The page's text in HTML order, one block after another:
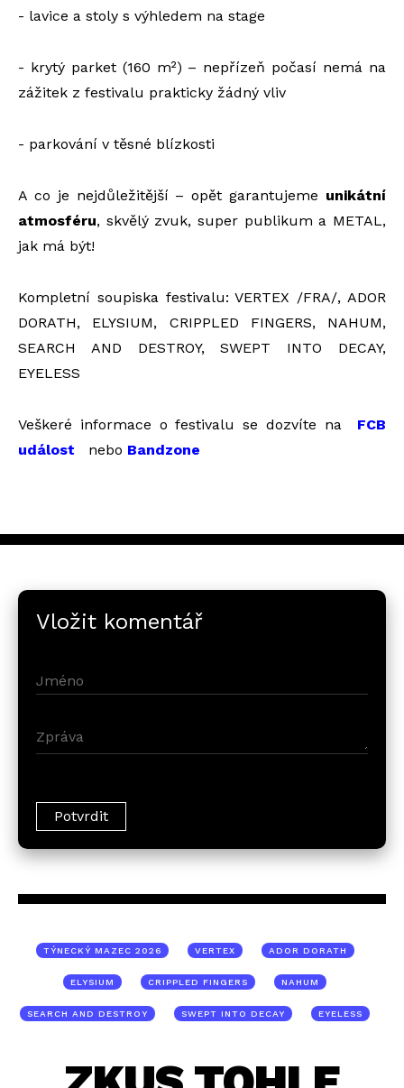
- lavice a stoly s výhledem na stage
- krytý parket (160 m²) – nepřízeň počasí nemá na
zážitek z festivalu prakticky žádný vliv
- parkování v těsné blízkosti
A co je nejdůležitější – opět garantujeme unikátní
atmosféru, skvělý zvuk, super publikum a METAL,
jak má být!
Kompletní soupiska festivalu: VERTEX /FRA/, ADOR
DORATH, ELYSIUM, CRIPPLED FINGERS, NAHUM,
SEARCH AND DESTROY, SWEPT INTO DECAY,
EYELESS
Veškeré informace o festivalu se dozvíte na FCB
událost nebo Bandzone
Vložit komentář
TÝNECKÝ MAZEC 2026 VERTEX ADOR DORATH
ELYSIUM CRIPPLED FINGERS NAHUM
SEARCH AND DESTROY SWEPT INTO DECAY EYELESS